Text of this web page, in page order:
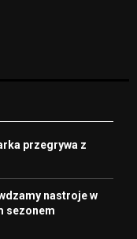
przegrywa z
nastroje w
sezonem